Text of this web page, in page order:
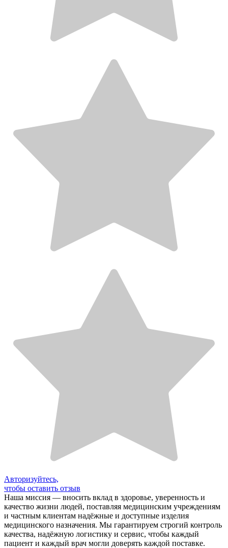
Авторизуйтесь,
чтобы оставить отзыв
Наша миссия — вносить вклад в здоровье, уверенность и
качество жизни людей, поставляя медицинским учреждениям
и частным клиентам надёжные и доступные изделия
медицинского назначения. Мы гарантируем строгий контроль
качества, надёжную логистику и сервис, чтобы каждый
пациент и каждый врач могли доверять каждой поставке.